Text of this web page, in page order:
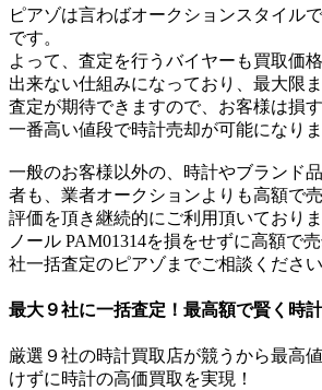
ピアゾは言わばオークションスタイル
です。
よって、査定を行うバイヤーも買取価
出来ない仕組みになっており、最大限
査定が期待できますので、お客様は損
一番高い値段で時計売却が可能になりま
一般のお客様以外の、時計やブランド
者も、業者オークションよりも高額で
評価を頂き継続的にご利用頂いており
ノール PAM01314を損をせずに高額で
社一括査定のピアゾまでご相談ください
最大９社に一括査定！ 最高額で賢く時
厳選９社の時計買取店が競うから最高
けずに時計の高価買取を実現！